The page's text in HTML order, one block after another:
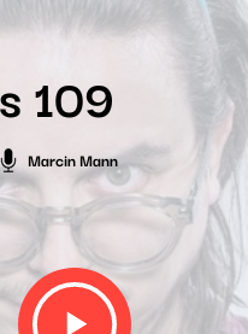
109
Marcin Mann